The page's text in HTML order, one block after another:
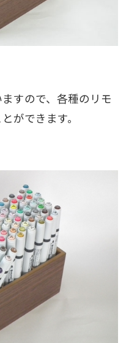
すので、各種のリモ
ができます。